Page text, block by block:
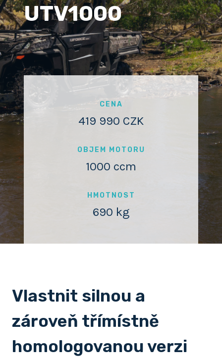
UTV1000
CENA
419 990 CZK
OBJEM MOTORU
1000 ccm
HMOTNOST
690 kg
Vlastnit silnou a
zároveň třímístně
homologovanou verzi